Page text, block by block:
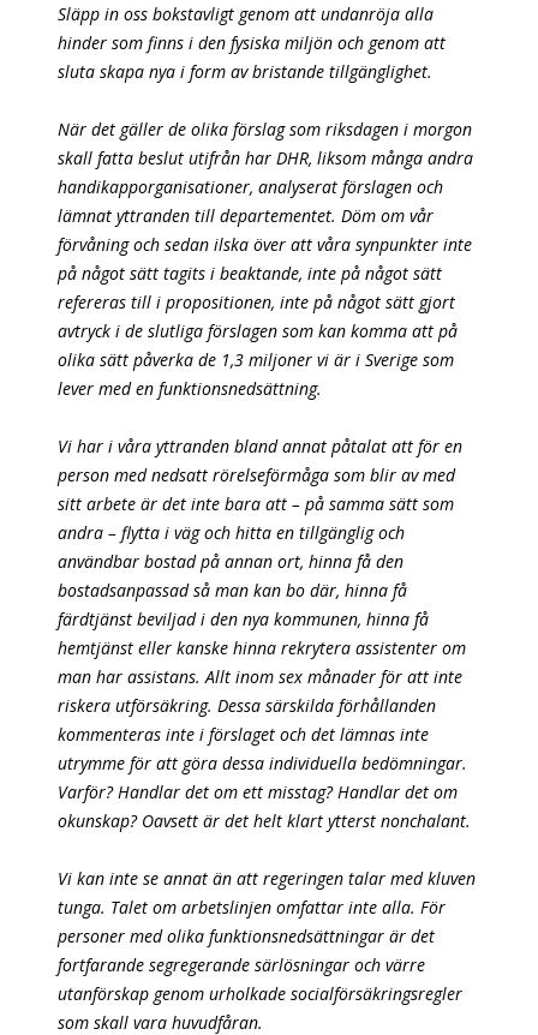
Släpp in oss bokstavligt genom att undanröja alla
hinder som finns i den fysiska miljön och genom att
sluta skapa nya i form av bristande tillgänglighet.
När det gäller de olika förslag som riksdagen i morgon
skall fatta beslut utifrån har DHR, liksom många andra
handikapporganisationer, analyserat förslagen och
lämnat yttranden till departementet. Döm om vår
förvåning och sedan ilska över att våra synpunkter inte
på något sätt tagits i beaktande, inte på något sätt
refereras till i propositionen, inte på något sätt gjort
avtryck i de slutliga förslagen som kan komma att på
olika sätt påverka de 1,3 miljoner vi är i Sverige som
lever med en funktionsnedsättning.
Vi har i våra yttranden bland annat påtalat att för en
person med nedsatt rörelseförmåga som blir av med
sitt arbete är det inte bara att – på samma sätt som
andra – flytta i väg och hitta en tillgänglig och
användbar bostad på annan ort, hinna få den
bostadsanpassad så man kan bo där, hinna få
färdtjänst beviljad i den nya kommunen, hinna få
hemtjänst eller kanske hinna rekrytera assistenter om
man har assistans. Allt inom sex månader för att inte
riskera utförsäkring. Dessa särskilda förhållanden
kommenteras inte i förslaget och det lämnas inte
utrymme för att göra dessa individuella bedömningar.
Varför? Handlar det om ett misstag? Handlar det om
okunskap? Oavsett är det helt klart ytterst nonchalant.
Vi kan inte se annat än att regeringen talar med kluven
tunga. Talet om arbetslinjen omfattar inte alla. För
personer med olika funktionsnedsättningar är det
fortfarande segregerande särlösningar och värre
utanförskap genom urholkade socialförsäkringsregler
som skall vara huvudfåran.